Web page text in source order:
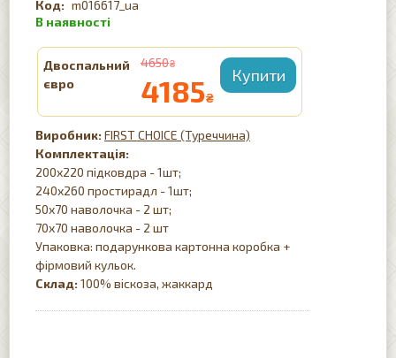
m016617_ua
Двоспальний
євро
4650₴
4185₴
FIRST CHOICE (Туреччина)
Комплектація:
200х220 підковдра - 1шт;
240х260 простирадл - 1шт;
50х70 наволочка - 2 шт;
70х70 наволочка - 2 шт
Упаковка: подарункова картонна коробка +
фірмовий кульок.
Склад: 100% віскоза, жаккард